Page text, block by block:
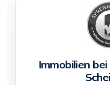
Immobilien